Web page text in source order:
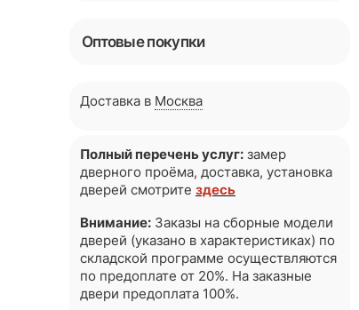
Оптовые покупки
Доставка в Москва
Полный перечень услуг: замер
дверного проёма, доставка, установка
дверей смотрите здесь
Внимание: Заказы на сборные модели
дверей (указано в характеристиках) по
складской программе осуществляются
по предоплате от 20%. На заказные
двери предоплата 100%.